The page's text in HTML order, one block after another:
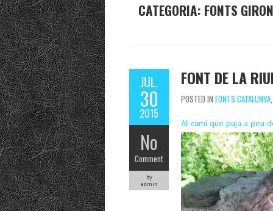
CATEGORIA: FONTS
JUL.
30
2015
No
Comment
by
admin
FONT DE LA
POSTED IN FONTS CATALUNYA
Al camí que puja a peu